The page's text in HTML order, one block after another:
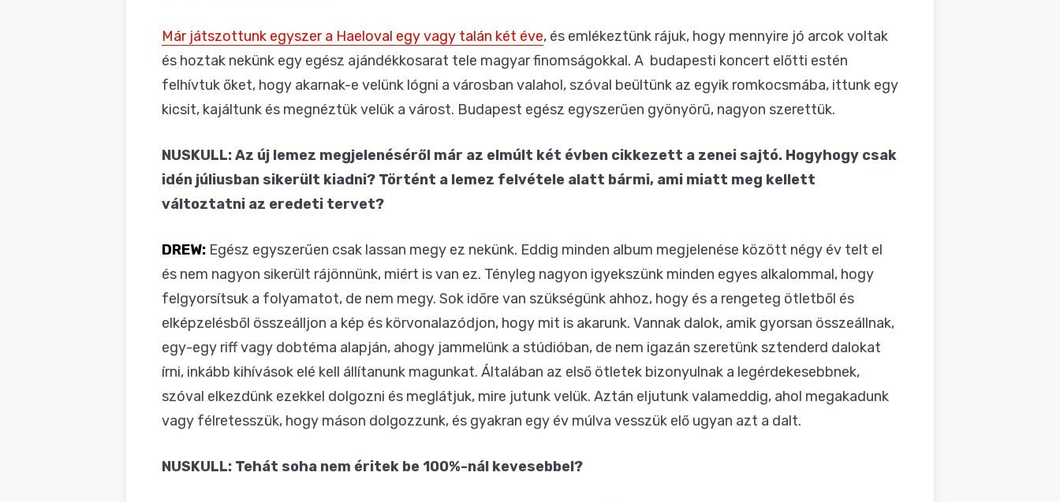
Már játszottunk egyszer a Haeloval egy vagy talán két éve, és emlékeztünk rájuk, hogy mennyire jó arcok voltak
és hoztak nekünk egy egész ajándékkosarat tele magyar finomságokkal. A budapesti koncert előtti estén
felhívtuk őket, hogy akarnak-e velünk lógni a városban valahol, szóval beültünk az egyik romkocsmába, ittunk egy
kicsit, kajáltunk és megnéztük velük a várost. Budapest egész egyszerűen gyönyörű, nagyon szerettük.
NUSKULL: Az új lemez megjelenéséről már az elmúlt két évben cikkezett a zenei sajtó. Hogyhogy csak
idén júliusban sikerült kiadni? Történt a lemez felvétele alatt bármi, ami miatt meg kellett
változtatni az eredeti tervet?
DREW: Egész egyszerűen csak lassan megy ez nekünk. Eddig minden album megjelenése között négy év telt el
és nem nagyon sikerült rájönnünk, miért is van ez. Tényleg nagyon igyekszünk minden egyes alkalommal, hogy
felgyorsítsuk a folyamatot, de nem megy. Sok időre van szükségünk ahhoz, hogy és a rengeteg ötletből és
elképzelésből összeálljon a kép és körvonalazódjon, hogy mit is akarunk. Vannak dalok, amik gyorsan összeállnak,
egy-egy riff vagy dobtéma alapján, ahogy jammelünk a stúdióban, de nem igazán szeretünk sztenderd dalokat
írni, inkább kihívások elé kell állítanunk magunkat. Általában az első ötletek bizonyulnak a legérdekesebbnek,
szóval elkezdünk ezekkel dolgozni és meglátjuk, mire jutunk velük. Aztán eljutunk valameddig, ahol megakadunk
vagy félretesszük, hogy máson dolgozzunk, és gyakran egy év múlva vesszük elő ugyan azt a dalt.
NUSKULL: Tehát soha nem éritek be 100%-nál kevesebbel?